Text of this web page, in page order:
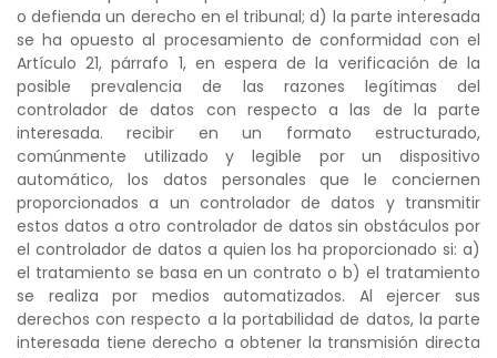
o defienda un derecho en el tribunal; d) la parte interesada
se ha opuesto al procesamiento de conformidad con el
Artículo 21, párrafo 1, en espera de la verificación de la
posible prevalencia de las razones legítimas del
controlador de datos con respecto a las de la parte
interesada. recibir en un formato estructurado,
comúnmente utilizado y legible por un dispositivo
automático, los datos personales que le conciernen
proporcionados a un controlador de datos y transmitir
estos datos a otro controlador de datos sin obstáculos por
el controlador de datos a quien los ha proporcionado si: a)
el tratamiento se basa en un contrato o b) el tratamiento
se realiza por medios automatizados. Al ejercer sus
derechos con respecto a la portabilidad de datos, la parte
interesada tiene derecho a obtener la transmisión directa